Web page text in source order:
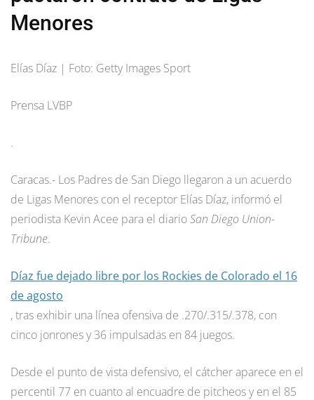
Menores
Elías Díaz | Foto: Getty Images Sport
Prensa LVBP
.
Caracas.- Los Padres de San Diego llegaron a un acuerdo
de Ligas Menores con el receptor Elías Díaz, informó el
periodista Kevin Acee para el diarioSan Diego Union-
Tribune.
Díaz fue dejado libre por los Rockies de Colorado el 16
de agosto
, tras exhibir una línea ofensiva de .270/.315/.378, con
cinco jonrones y 36 impulsadas en 84 juegos.
Desde el punto de vista defensivo, el cátcher aparece en el
percentil 77 en cuanto al encuadre de pitcheos y en el 85